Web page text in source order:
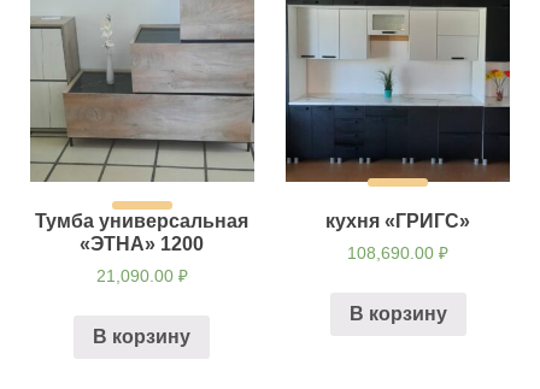
Тумба универсальная
«ЭТНА» 1200
21,090.00 ₽
В корзину
кухня «ГРИГС»
108,690.00₽
В корзину